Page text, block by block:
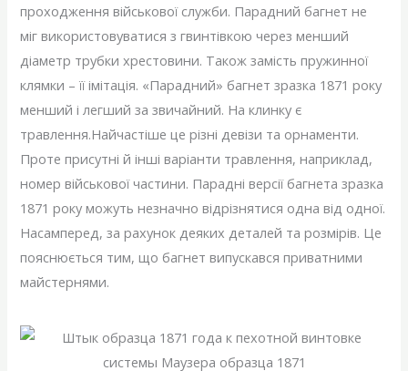
проходження військової служби. Парадний багнет не
міг використовуватися з гвинтівкою через менший
діаметр трубки хрестовини. Також замість пружинної
клямки – її імітація. «Парадний» багнет зразка 1871 року
менший і легший за звичайний. На клинку є
травлення.Найчастіше це різні девізи та орнаменти.
Проте присутні й інші варіанти травлення, наприклад,
номер військової частини. Парадні версії багнета зразка
1871 року можуть незначно відрізнятися одна від одної.
Насамперед, за рахунок деяких деталей та розмірів. Це
пояснюється тим, що багнет випускався приватними
майстернями.